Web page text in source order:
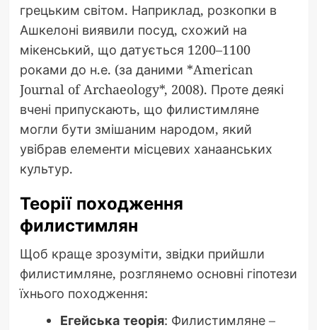
грецьким світом. Наприклад, розкопки в
Ашкелоні виявили посуд, схожий на
мікенський, що датується 1200–1100
роками до н.е. (за даними *American
Journal of Archaeology*, 2008). Проте деякі
вчені припускають, що филистимляне
могли бути змішаним народом, який
увібрав елементи місцевих ханаанських
культур.
Теорії походження
филистимлян
Щоб краще зрозуміти, звідки прийшли
филистимляне, розглянемо основні гіпотези
їхнього походження:
Егейська теорія: Филистимляне –